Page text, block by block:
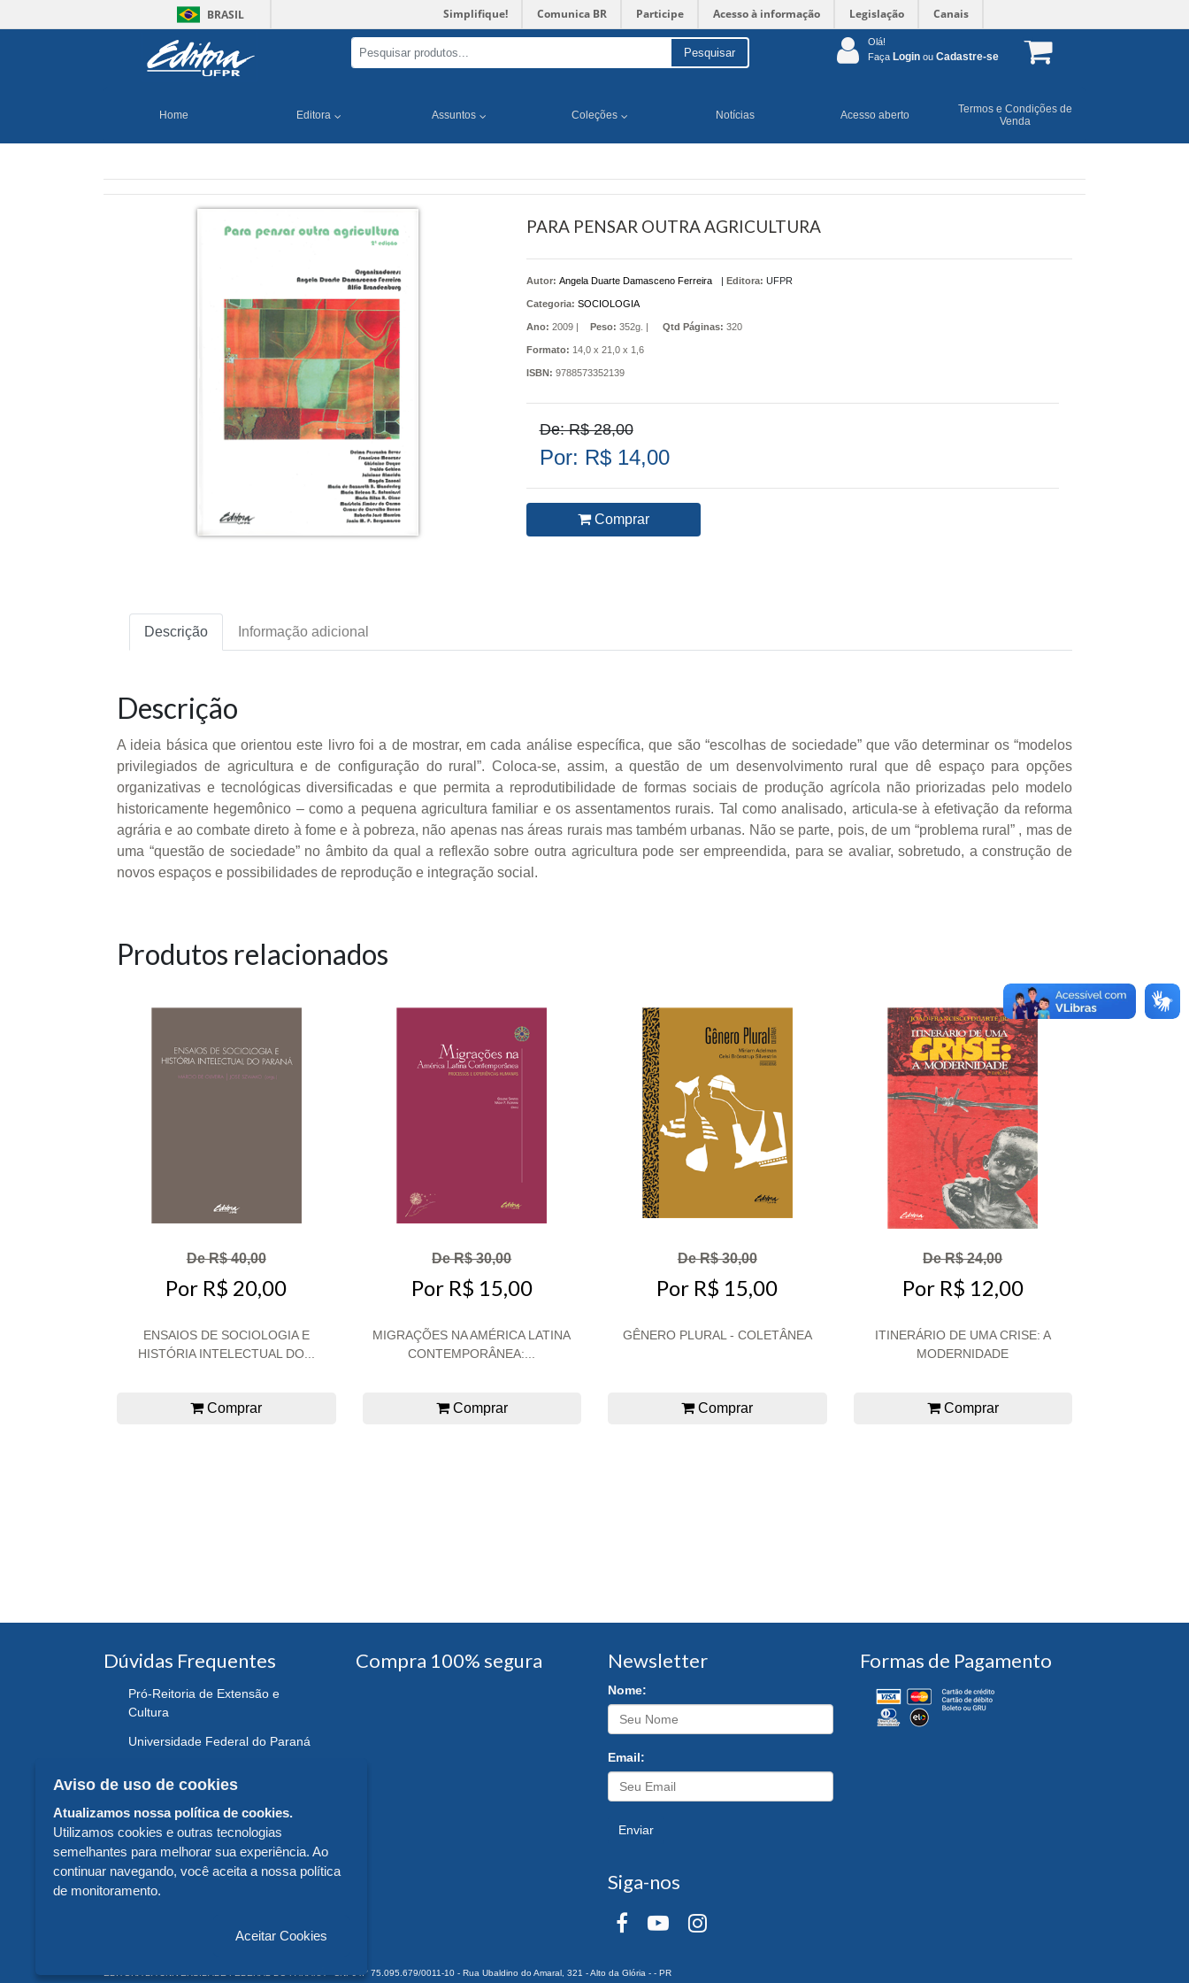
BRASIL Simplifique! Comunica BR Participe Acesso à informação Legislação Canais
Pesquisar
Olá!
Faça Login ou Cadastre-se
Home Editora Assuntos Coleções Notícias Acesso aberto
Termos e Condições de
Venda
PARA PENSAR OUTRA AGRICULTURA
Autor: Angela Duarte Damasceno Ferreira | Editora: UFPR
Categoria: SOCIOLOGIA
Ano: 2009 | Peso: 352g. | Qtd Páginas: 320
Formato: 14,0 x 21,0 x 1,6
ISBN: 9788573352139
De: R$ 28,00
Por: R$ 14,00
Comprar
Descrição Informação adicional
Descrição
A ideia básica que orientou este livro foi a de mostrar, em cada análise específica, que são “escolhas de sociedade” que vão determinar os “modelos
privilegiados de agricultura e de configuração do rural”. Coloca-se, assim, a questão de um desenvolvimento rural que dê espaço para opções
organizativas e tecnológicas diversificadas e que permita a reprodutibilidade de formas sociais de produção agrícola não priorizadas pelo modelo
historicamente hegemônico – como a pequena agricultura familiar e os assentamentos rurais. Tal como analisado, articula-se à efetivação da reforma
agrária e ao combate direto à fome e à pobreza, não apenas nas áreas rurais mas também urbanas. Não se parte, pois, de um “problema rural” , mas de
uma “questão de sociedade” no âmbito da qual a reflexão sobre outra agricultura pode ser empreendida, para se avaliar, sobretudo, a construção de
novos espaços e possibilidades de reprodução e integração social.
Produtos relacionados
De R$ 40,00
Por R$ 20,00
ENSAIOS DE SOCIOLOGIA E
HISTÓRIA INTELECTUAL DO...
Comprar
De R$ 30,00
Por R$ 15,00
MIGRAÇÕES NA AMÉRICA LATINA
CONTEMPORÂNEA:...
Comprar
De R$ 30,00
Por R$ 15,00
GÊNERO PLURAL - COLETÂNEA
Comprar
De R$ 24,00
Por R$ 12,00
ITINERÁRIO DE UMA CRISE: A
MODERNIDADE
Comprar
Dúvidas Frequentes
Pró-Reitoria de Extensão e
Cultura
Universidade Federal do Paraná
Compra 100% segura Newsletter
Nome:
Email:
Enviar
Siga-nos
Formas de Pagamento
EDITORA DA UNIVERSIDADE FEDERAL DO PARANÁ - CNPJ n° 75.095.679/0011-10 - Rua Ubaldino do Amaral, 321 - Alto da Glória - - PR
Aviso de uso de cookies
Atualizamos nossa política de cookies.
Utilizamos cookies e outras tecnologias
semelhantes para melhorar sua experiência. Ao
continuar navegando, você aceita a nossa política
de monitoramento.
Aceitar Cookies